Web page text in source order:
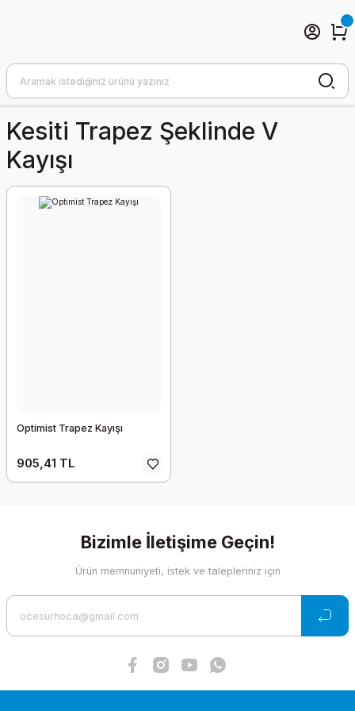
Kesiti Trapez Şeklinde V
Kayışı
Optimist Trapez Kayışı
905,41 TL
Bizimle İletişime Geçin!
Ürün memnuniyeti, istek ve talepleriniz için